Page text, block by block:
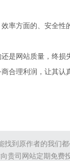
率方面的、安全性
是网站质量，终损
合理利润，让其认
到原作者的我们
贵司网站定期免费